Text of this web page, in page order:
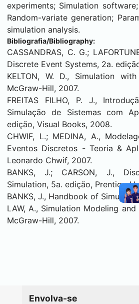
experiments; Simulation
Random-variate generation;
simulation analysis.
Bibliografia/Bibliography:
CASSANDRAS, C. G.;
Discrete Event Systems, 2a.
KELTON, W. D., Simulation
McGraw-Hill, 2007.
FREITAS FILHO, P. J.,
Simulação de Sistemas com
edição, Visual Books, 2008.
CHWIF, L.; MEDINA, A.,
Eventos Discretos - Teoria &
Leonardo Chwif, 2007.
BANKS, J.; CARSON, J.,
Simulation, 5a. edição, Prentice-
BANKS, J., Handbook of
LAW, A., Simulation Modeling
McGraw-Hill, 2007.
Envolva-se